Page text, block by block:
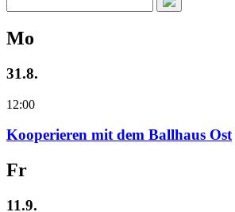
Mo
31.8.
12:00
Kooperieren mit dem Ballhaus Ost
Fr
11.9.